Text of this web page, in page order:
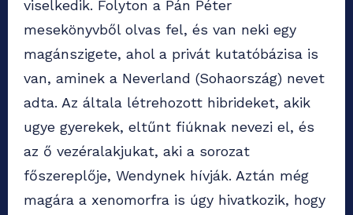
viselkedik. Folyton a Pán Péter
mesekönyvből olvas fel, és van neki egy
magánszigete, ahol a privát kutatóbázisa is
van, aminek a Neverland (Sohaország) nevet
adta. Az általa létrehozott hibrideket, akik
ugye gyerekek, eltűnt fiúknak nevezi el, és
az ő vezéralakjukat, aki a sorozat
főszereplője, Wendynek hívják. Aztán még
magára a xenomorfra is úgy hivatkozik, hogy